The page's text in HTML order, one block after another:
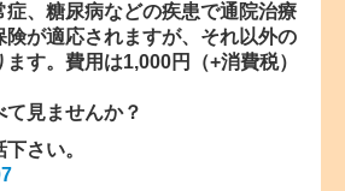
症、糖尿病などの疾患で通院治療
険が適応されますが、それ以外の
す。費用は1,000円（+消費税）
見ませんか？
さい。